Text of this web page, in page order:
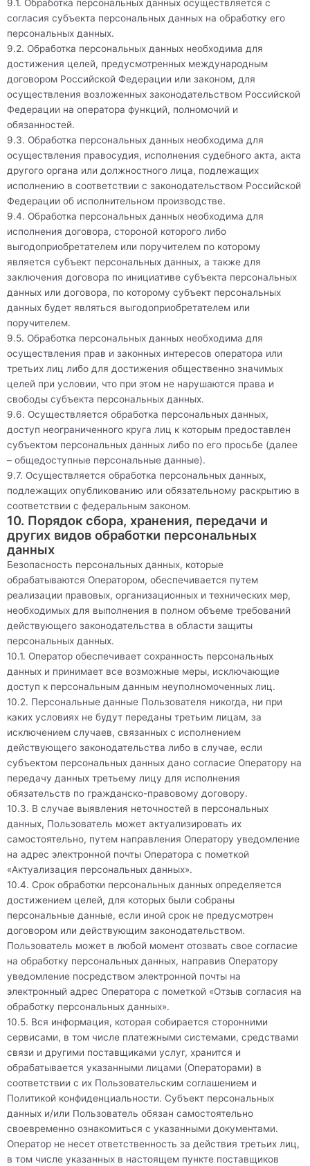
9.1. Обработка персональных данных осуществляется с
согласия субъекта персональных данных на обработку его
персональных данных.
9.2. Обработка персональных данных необходима для
достижения целей, предусмотренных международным
договором Российской Федерации или законом, для
осуществления возложенных законодательством Российской
Федерации на оператора функций, полномочий и
обязанностей.
9.3. Обработка персональных данных необходима для
осуществления правосудия, исполнения судебного акта, акта
другого органа или должностного лица, подлежащих
исполнению в соответствии с законодательством Российской
Федерации об исполнительном производстве.
9.4. Обработка персональных данных необходима для
исполнения договора, стороной которого либо
выгодоприобретателем или поручителем по которому
является субъект персональных данных, а также для
заключения договора по инициативе субъекта персональных
данных или договора, по которому субъект персональных
данных будет являться выгодоприобретателем или
поручителем.
9.5. Обработка персональных данных необходима для
осуществления прав и законных интересов оператора или
третьих лиц либо для достижения общественно значимых
целей при условии, что при этом не нарушаются права и
свободы субъекта персональных данных.
9.6. Осуществляется обработка персональных данных,
доступ неограниченного круга лиц к которым предоставлен
субъектом персональных данных либо по его просьбе (далее
– общедоступные персональные данные).
9.7. Осуществляется обработка персональных данных,
подлежащих опубликованию или обязательному раскрытию в
соответствии с федеральным законом.
10. Порядок сбора, хранения, передачи и
других видов обработки персональных
данных
Безопасность персональных данных, которые
обрабатываются Оператором, обеспечивается путем
реализации правовых, организационных и технических мер,
необходимых для выполнения в полном объеме требований
действующего законодательства в области защиты
персональных данных.
10.1. Оператор обеспечивает сохранность персональных
данных и принимает все возможные меры, исключающие
доступ к персональным данным неуполномоченных лиц.
10.2. Персональные данные Пользователя никогда, ни при
каких условиях не будут переданы третьим лицам, за
исключением случаев, связанных с исполнением
действующего законодательства либо в случае, если
субъектом персональных данных дано согласие Оператору на
передачу данных третьему лицу для исполнения
обязательств по гражданско-правовому договору.
10.3. В случае выявления неточностей в персональных
данных, Пользователь может актуализировать их
самостоятельно, путем направления Оператору уведомление
на адрес электронной почты Оператора с пометкой
«Актуализация персональных данных».
10.4. Срок обработки персональных данных определяется
достижением целей, для которых были собраны
персональные данные, если иной срок не предусмотрен
договором или действующим законодательством.
Пользователь может в любой момент отозвать свое согласие
на обработку персональных данных, направив Оператору
уведомление посредством электронной почты на
электронный адрес Оператора с пометкой «Отзыв согласия на
обработку персональных данных».
10.5. Вся информация, которая собирается сторонними
сервисами, в том числе платежными системами, средствами
связи и другими поставщиками услуг, хранится и
обрабатывается указанными лицами (Операторами) в
соответствии с их Пользовательским соглашением и
Политикой конфиденциальности. Субъект персональных
данных и/или Пользователь обязан самостоятельно
своевременно ознакомиться с указанными документами.
Оператор не несет ответственность за действия третьих лиц,
в том числе указанных в настоящем пункте поставщиков